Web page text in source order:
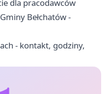
dla pracodawców
Bełchatów -
- kontakt, godziny,